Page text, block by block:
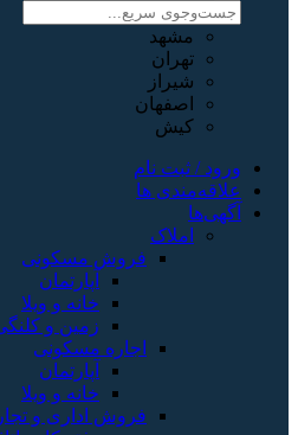
مشهد
تهران
شیراز
اصفهان
کیش
ورود / ثبت نام
علاقه‌مندی ها
آگهی‌ها
املاک
فروش مسکونی
آپارتمان
خانه و ویلا
زمین و
اجاره مسکونی
آپارتمان
خانه و ویلا
فروش اداری و